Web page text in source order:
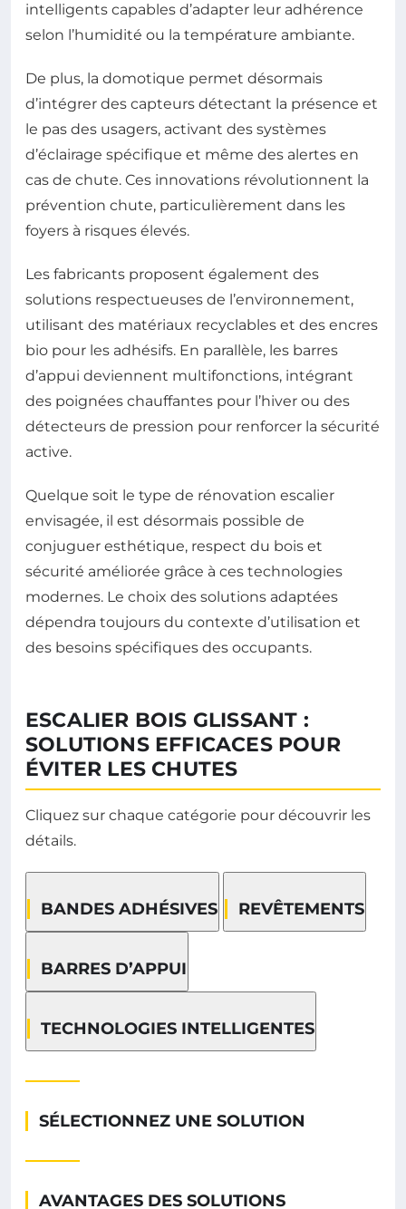
intelligents capables d’adapter leur adhérence
selon l’humidité ou la température ambiante.
De plus, la domotique permet désormais
d’intégrer des capteurs détectant la présence et
le pas des usagers, activant des systèmes
d’éclairage spécifique et même des alertes en
cas de chute. Ces innovations révolutionnent la
prévention chute, particulièrement dans les
foyers à risques élevés.
Les fabricants proposent également des
solutions respectueuses de l’environnement,
utilisant des matériaux recyclables et des encres
bio pour les adhésifs. En parallèle, les barres
d’appui deviennent multifonctions, intégrant
des poignées chauffantes pour l’hiver ou des
détecteurs de pression pour renforcer la sécurité
active.
Quelque soit le type de rénovation escalier
envisagée, il est désormais possible de
conjuguer esthétique, respect du bois et
sécurité améliorée grâce à ces technologies
modernes. Le choix des solutions adaptées
dépendra toujours du contexte d’utilisation et
des besoins spécifiques des occupants.
ESCALIER BOIS GLISSANT :
SOLUTIONS EFFICACES POUR
ÉVITER LES CHUTES
Cliquez sur chaque catégorie pour découvrir les
détails.
BANDES ADHÉSIVES REVÊTEMENTS
BARRES D’APPUI
TECHNOLOGIES INTELLIGENTES
SÉLECTIONNEZ UNE SOLUTION
AVANTAGES DES SOLUTIONS